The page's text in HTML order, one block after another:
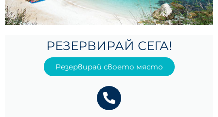
РЕЗЕРВИРАЙ СЕГА!
Резервирай своето място